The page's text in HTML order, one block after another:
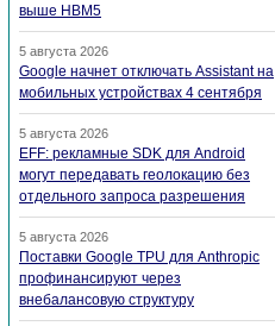
выше HBM5
5 августа 2026
Google начнет отключать Assistant на
мобильных устройствах 4 сентября
5 августа 2026
EFF: рекламные SDK для Android
могут передавать геолокацию без
отдельного запроса разрешения
5 августа 2026
Поставки Google TPU для Anthropic
профинансируют через
внебалансовую структуру